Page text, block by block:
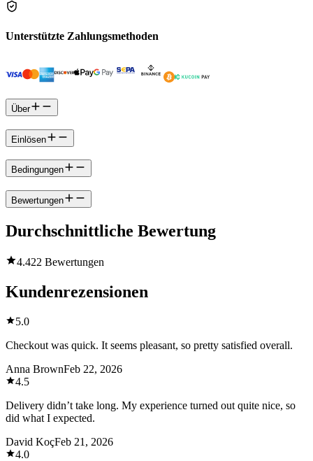
Unterstützte Zahlungsmethoden
Über
Einlösen
Bedingungen
Bewertungen
Durchschnittliche Bewertung
4.422 Bewertungen
Kundenrezensionen
5.0
Checkout was quick. It seems pleasant, so pretty satisfied overall.
Anna BrownFeb 22, 2026
4.5
Delivery didn’t take long. My experience turned out quite nice, so
did what I expected.
David KoçFeb 21, 2026
4.0